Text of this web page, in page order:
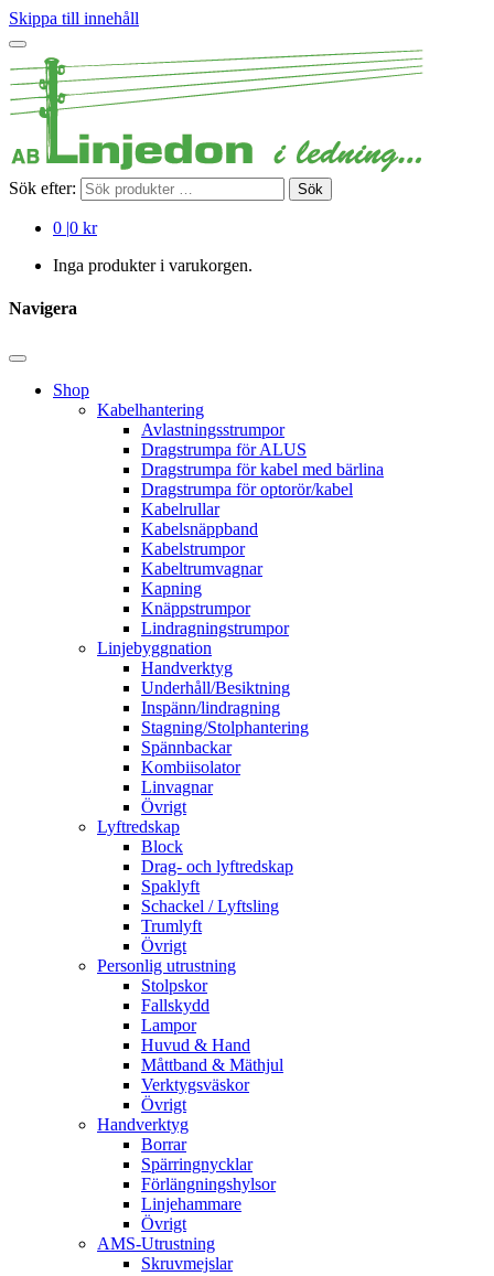
Skippa till innehåll
Sök efter: Sök
0 |0 kr
Inga produkter i varukorgen.
Navigera
Shop
Kabelhantering
Avlastningsstrumpor
Dragstrumpa för ALUS
Dragstrumpa för kabel med bärlina
Dragstrumpa för optorör/kabel
Kabelrullar
Kabelsnäppband
Kabelstrumpor
Kabeltrumvagnar
Kapning
Knäppstrumpor
Lindragningstrumpor
Linjebyggnation
Handverktyg
Underhåll/Besiktning
Inspänn/lindragning
Stagning/Stolphantering
Spännbackar
Kombiisolator
Linvagnar
Övrigt
Lyftredskap
Block
Drag- och lyftredskap
Spaklyft
Schackel / Lyftsling
Trumlyft
Övrigt
Personlig utrustning
Stolpskor
Fallskydd
Lampor
Huvud & Hand
Måttband & Mäthjul
Verktygsväskor
Övrigt
Handverktyg
Borrar
Spärringnycklar
Förlängningshylsor
Linjehammare
Övrigt
AMS-Utrustning
Skruvmejslar